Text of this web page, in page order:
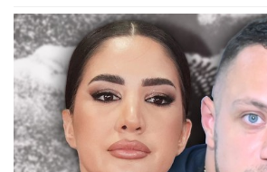
Pričalo se da ima
OCEM, a sada ga
sve mu je bliža:
BIVŠEG CIMERA
(VIDEO)